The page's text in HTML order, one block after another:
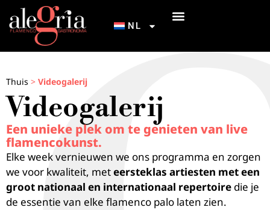
NL
Thuis > Videogalerij
Videogalerij
Een unieke plek om te genieten van live
flamencokunst.
Elke week vernieuwen we ons programma en zorgen
we voor kwaliteit, meteersteklas artiesten met een
groot nationaal en internationaal repertoire die je
de essentie van elke flamenco palo laten zien.